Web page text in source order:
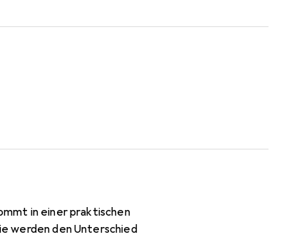
in einer praktischen
werden den Unterschied